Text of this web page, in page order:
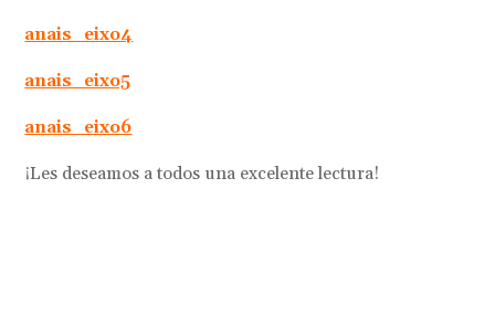
anais_eixo4
anais_eixo5
anais_eixo6
¡Les deseamos a todos una excelente lectura!